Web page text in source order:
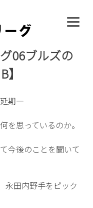
06ブルズの
延期―
を思っているのか。
今後のことを聞いて
永田内野手をピック